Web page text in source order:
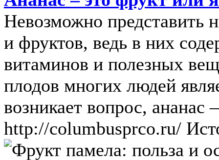
Невозможно представить
и фруктов, ведь в них
витаминов и полезных
плодов многих людей
возникает вопрос, ананас
http://columbusprco.ru/